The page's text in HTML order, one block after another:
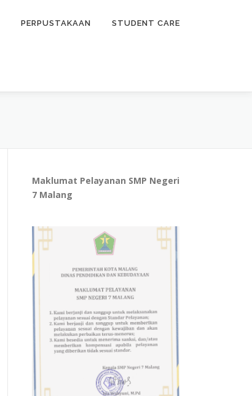
PERPUSTAKAAN STUDENT CARE
Maklumat Pelayanan SMP Negeri
7 Malang